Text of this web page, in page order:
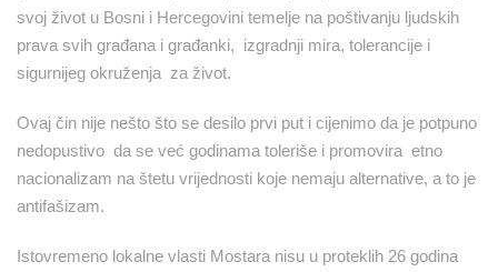
svoj život u Bosni i Hercegovini temelje na poštivanju ljudskih
prava svih građana i građanki, izgradnji mira, tolerancije i
sigurnijeg okruženja za život.
Ovaj čin nije nešto što se desilo prvi put i cijenimo da je potpuno
nedopustivo da se već godinama toleriše i promovira etno
nacionalizam na štetu vrijednosti koje nemaju alternative, a to je
antifašizam.
Istovremeno lokalne vlasti Mostara nisu u proteklih 26 godina